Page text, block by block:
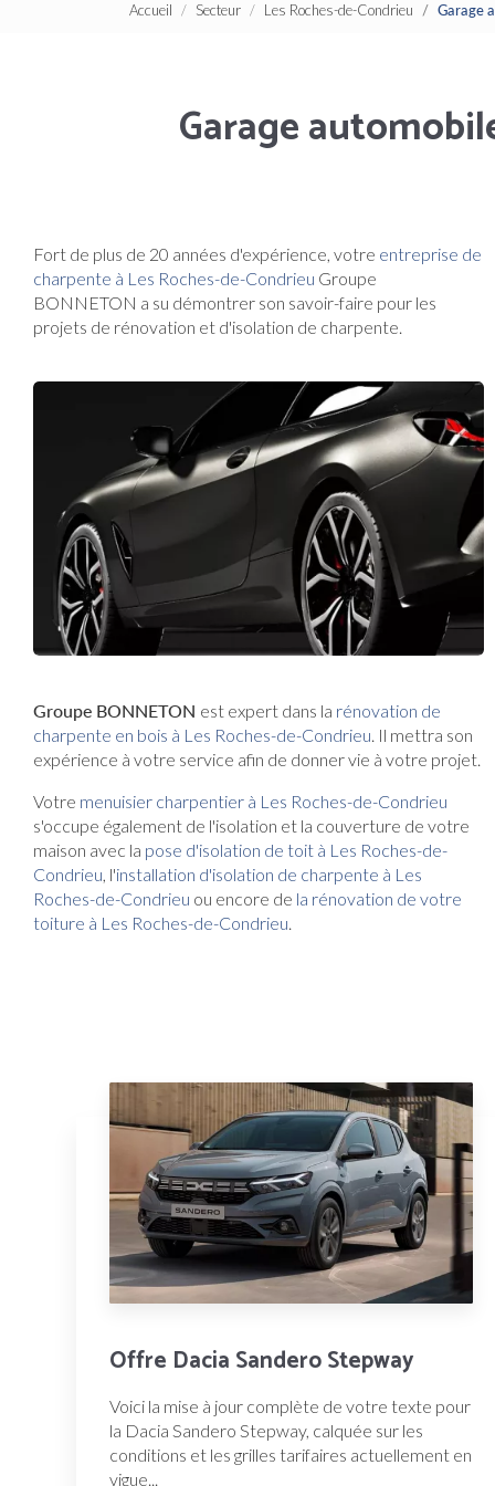
Accueil Secteur Les Roches-de-Condrieu Garage
Garage
Fort de plus de 20 années d'expérience, votre entreprise de
charpente à Les Roches-de-Condrieu Groupe
BONNETON a su démontrer son savoir-faire pour les
projets de rénovation et d'isolation de charpente.
Groupe BONNETON est expert dans la rénovation de
charpente en bois à Les Roches-de-Condrieu . Il mettra son
expérience à votre service afin de donner vie à votre projet.
Votre menuisier charpentier à Les Roches-de-Condrieu
s'occupe également de l'isolation et la couverture de votre
maison avec la pose d'isolation de toit à Les Roches-de-
Condrieu , l'installation d'isolation de charpente à Les
Roches-de-Condrieu ou encore de la rénovation de votre
toiture à Les Roches-de-Condrieu
Offre Dacia Sandero Stepway
Voici la mise à jour complète de votre texte pour
la Dacia Sandero Stepway, calquée sur les
conditions et les grilles tarifaires actuellement en
vigue...